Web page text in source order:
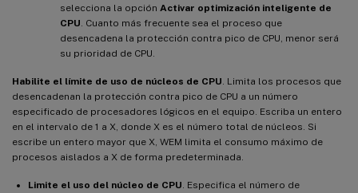
selecciona la opción Activar optimización inteligente de
CPU . Cuanto más frecuente sea el proceso que
desencadena la protección contra pico de CPU, menor será
su prioridad de CPU.
Habilite el límite de uso de núcleos de CPU . Limita los procesos que
desencadenan la protección contra pico de CPU a un número
especificado de procesadores lógicos en el equipo. Escriba un entero
en el intervalo de 1 a X, donde X es el número total de núcleos. Si
escribe un entero mayor que X, WEM limita el consumo máximo de
procesos aislados a X de forma predeterminada.
Limite el uso del núcleo de CPU . Especifica el número de